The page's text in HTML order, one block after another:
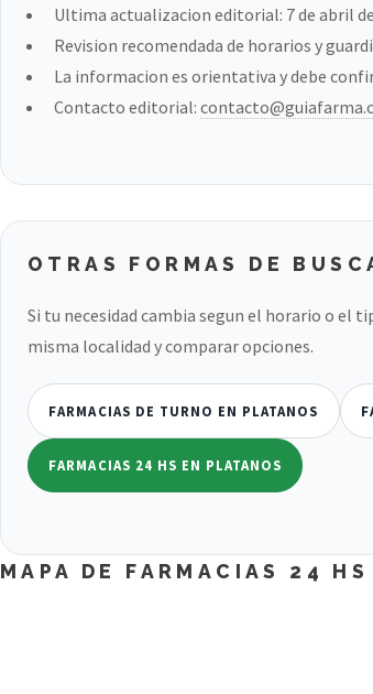
Ultima actualizacion editorial: 7 de abril
Revision recomendada de horarios y
La informacion es orientativa y debe
Contacto editorial:
OTRAS FORMAS DE
Si tu necesidad cambia segun el horario o el
misma localidad y comparar opciones.
FARMACIAS DE TURNO EN PLATANOS
FARMACIAS 24 HS EN PLATANOS
MAPA DE FARMACIAS 24 HS